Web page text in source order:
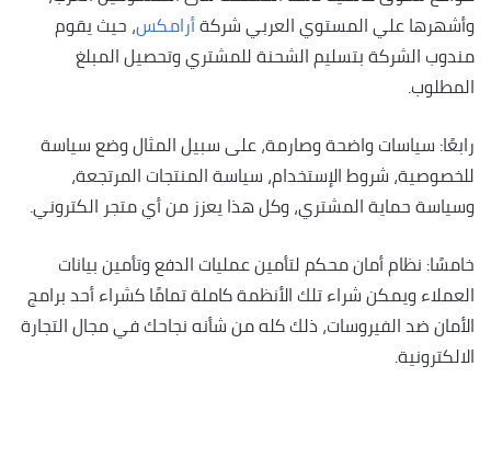
وأشهرها علي المستوي العربي شركةأرامكس، حيث يقوم
مندوب الشركة بتسليم الشحنة للمشتري وتحصيل المبلغ
المطلوب.
رابعًا: سياسات واضحة وصارمة، على سبيل المثال وضع سياسة
للخصوصية، شروط الإستخدام، سياسة المنتجات المرتجعة،
وسياسة حماية المشتري، وكل هذا يعزز من أي متجر الكتروني.
خامسًا: نظام أمان محكم لتأمين عمليات الدفع وتأمين بيانات
العملاء ويمكن شراء تلك الأنظمة كاملة تمامًا كشراء أحد برامج
الأمان ضد الفيروسات، ذلك كله من شأنه نجاحك في مجال التجارة
الالكترونية.